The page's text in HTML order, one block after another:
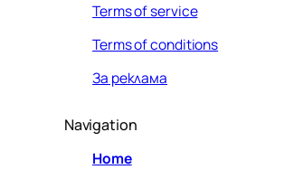
Terms of service
Terms of conditions
За реклама
Navigation
Home